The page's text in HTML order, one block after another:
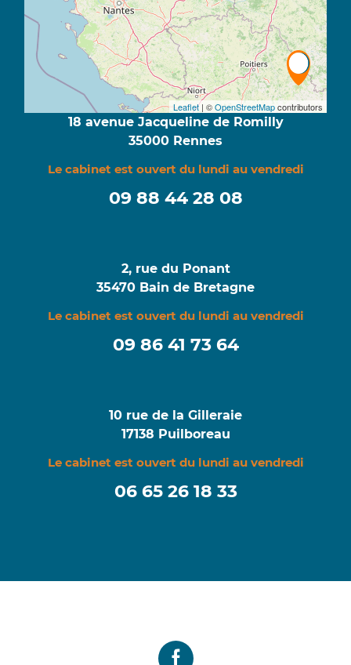
Leaflet| ©OpenStreetMapcontributors
18 avenue Jacqueline de Romilly
35000 Rennes
Le cabinet est ouvert du lundi au vendredi
09 88 44 28 08
2, rue du Ponant
35470 Bain de Bretagne
Le cabinet est ouvert du lundi au vendredi
09 86 41 73 64
10 rue de la Gilleraie
17138 Puilboreau
Le cabinet est ouvert du lundi au vendredi
06 65 26 18 33‬